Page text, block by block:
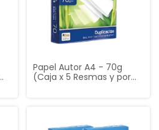
Papel Autor A4 - 70g
(Caja x 5 Resmas y por